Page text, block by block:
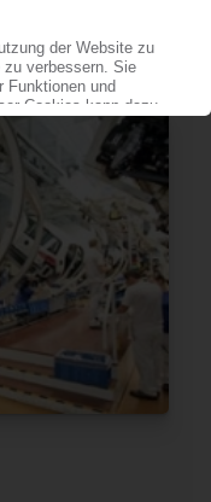
und
Branche an
26.08.2016